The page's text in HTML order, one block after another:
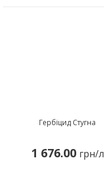
Гербіцид Стугна
1 676.00 грн/л